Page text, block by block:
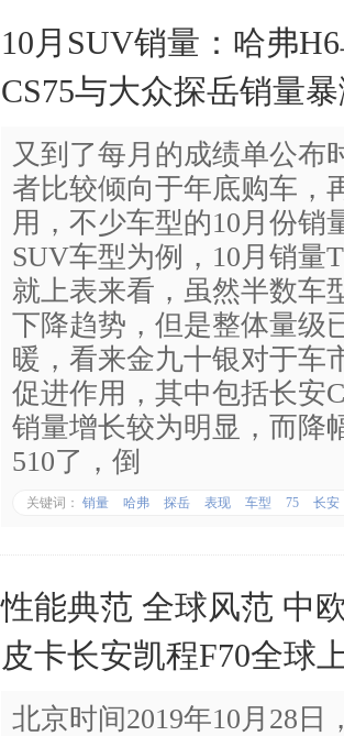
10月SUV销量：哈弗
CS75与大众探岳销量
又到了每月的成绩单公布
者比较倾向于年底购车，
用，不少车型的10月份销
SUV车型为例，10月销量
就上表来看，虽然半数车
下降趋势，但是整体量级
暖，看来金九十银对于车
促进作用，其中包括长安
销量增长较为明显，而降
510了，倒
关键词： 销量 哈弗 探岳 表现 车型 75 长安
性能典范 全球风范 中
皮卡长安凯程F70全球
北京时间2019年10月28